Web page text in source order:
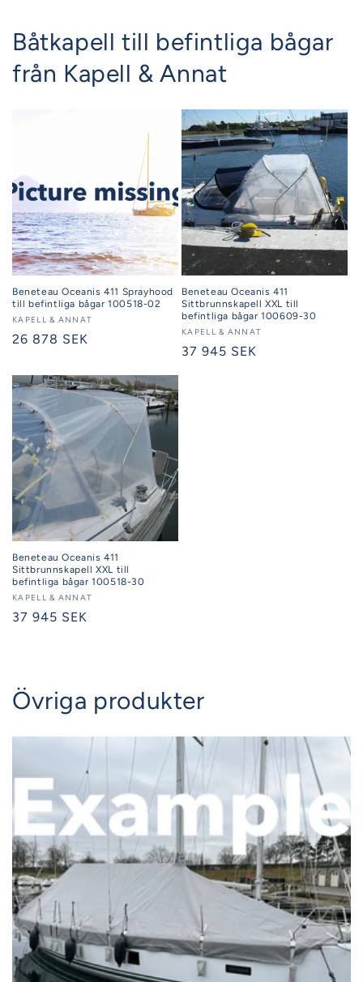
Båtkapell till befintliga bågar
från Kapell & Annat
Beneteau Oceanis 411 Sprayhood
till befintliga bågar 100518-02
Säljare:
KAPELL & ANNAT
Ordinarie
26 878 SEK
Beneteau Oceanis 411
Sittbrunnskapell XXL till
befintliga bågar 100609-30
Säljare:
KAPELL & ANNAT
Ordinarie
37 945 SEK
Beneteau Oceanis 411
Sittbrunnskapell XXL till
befintliga bågar 100518-30
Säljare:
KAPELL & ANNAT
Ordinarie
37 945 SEK
Övriga produkter